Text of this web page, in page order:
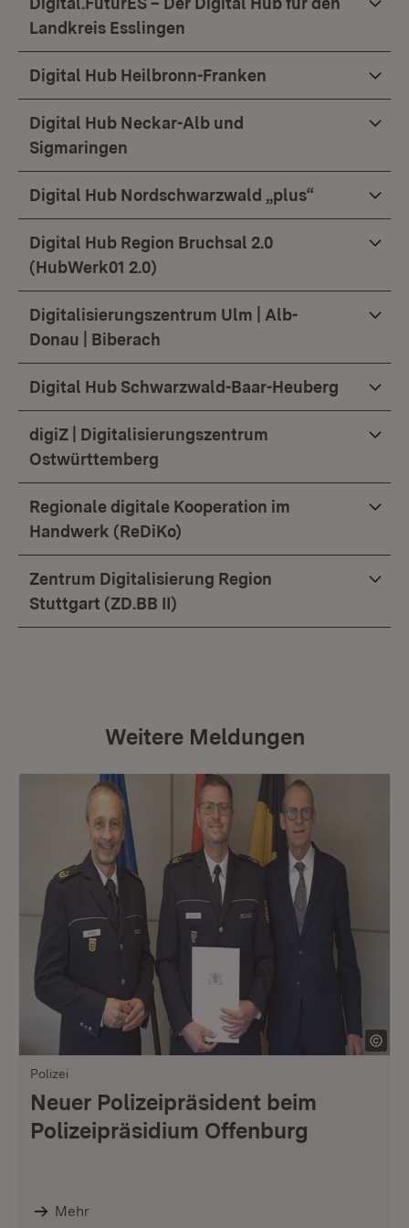
Landkreis Esslingen
Digital Hub Heilbronn-Franken
Digital Hub Neckar-Alb und
Sigmaringen
Digital Hub Nordschwarzwald „plus“
Digital Hub Region Bruchsal 2.0
(HubWerk01 2.0)
Digitalisierungszentrum Ulm | Alb-
Donau | Biberach
Digital Hub Schwarzwald-Baar-Heuberg
digiZ | Digitalisierungszentrum
Ostwürttemberg
Regionale digitale Kooperation im
Handwerk (ReDiKo)
Zentrum Digitalisierung Region
Stuttgart (ZD.BB II)
Weitere Meldungen
Polizei
Neuer Polizeipräsident beim
Polizeipräsidium Offenburg
Mehr